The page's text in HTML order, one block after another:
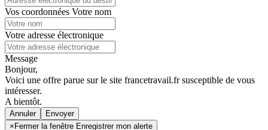
Vos coordonnées Votre nom
Votre adresse électronique
Message
Bonjour,
Voici une offre parue sur le site francetravail.fr susceptible de vous
intéresser.
A bientôt.
Annuler
× Fermer la fenêtre Enregistrer mon alerte